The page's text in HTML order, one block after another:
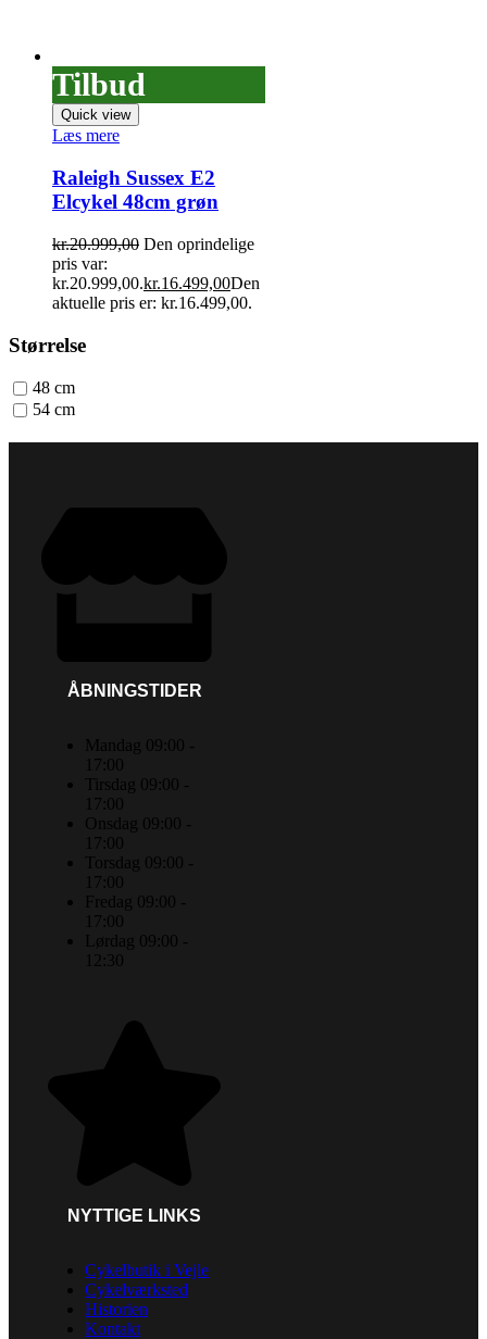
Tilbud
Quick view
Læs mere
Raleigh Sussex E2
Elcykel 48cm grøn
kr.20.999,00 Den oprindelige
pris var:
kr.20.999,00.kr.16.499,00Den
aktuelle pris er: kr.16.499,00.
Størrelse
48 cm
54 cm
ÅBNINGSTIDER
Mandag 09:00 -
17:00
Tirsdag 09:00 -
17:00
Onsdag 09:00 -
17:00
Torsdag 09:00 -
17:00
Fredag 09:00 -
17:00
Lørdag 09:00 -
12:30
NYTTIGE LINKS
Cykelbutik i Vejle
Cykelværksted
Historien
Kontakt